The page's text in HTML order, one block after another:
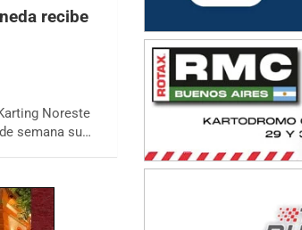
recibe
Noreste
semana su…